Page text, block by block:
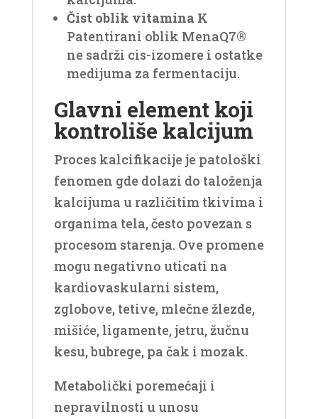
Čist oblik vitamina K
Patentirani oblik MenaQ7®
ne sadrži cis-izomere i ostatke
medijuma za fermentaciju.
Glavni element koji
kontroliše kalcijum
Proces kalcifikacije je patološki
fenomen gde dolazi do taloženja
kalcijuma u različitim tkivima i
organima tela, često povezan s
procesom starenja. Ove promene
mogu negativno uticati na
kardiovaskularni sistem,
zglobove, tetive, mlečne žlezde,
mišiće, ligamente, jetru, žučnu
kesu, bubrege, pa čak i mozak.
Metabolički poremećaji i
nepravilnosti u unosu